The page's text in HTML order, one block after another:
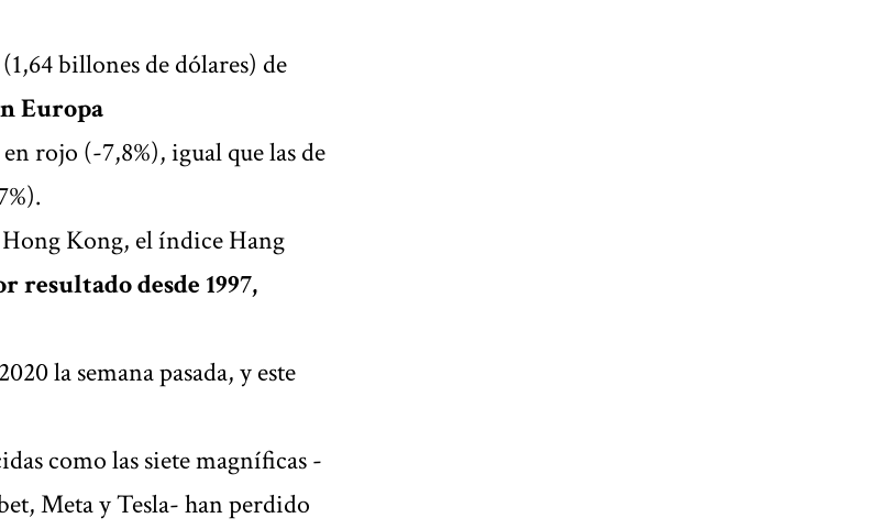
billones de dólares) de
Europa
rojo (-7,8%), igual que las de
Kong, el índice Hang
resultado desde 1997,
la semana pasada, y este
como las siete magníficas -
Meta y Tesla- han perdido